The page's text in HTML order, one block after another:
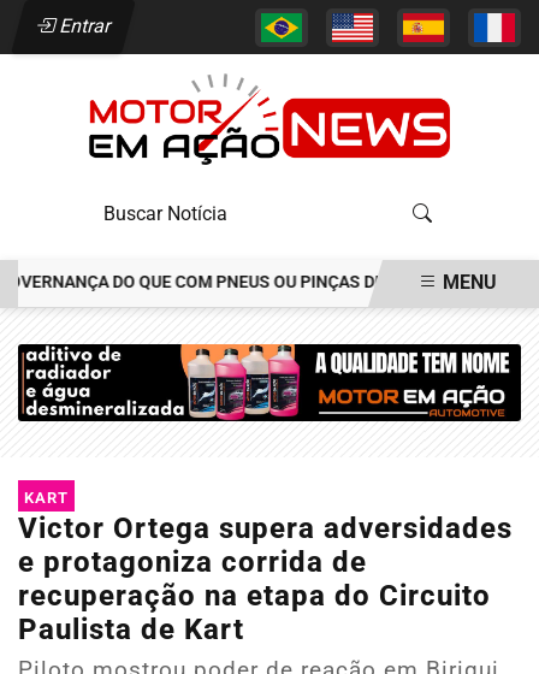
Entrar
DO QUE COM PNEUS OU PINÇAS DE FREIOS JOÃO
MENU
KART
Victor Ortega supera adversidades
e protagoniza corrida de
recuperação na etapa do Circuito
Paulista de Kart